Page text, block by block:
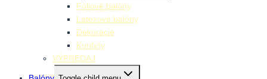
Fóliové balóny
Latexové balóny
Dekorácie
Konfety
VÝPREDAJ